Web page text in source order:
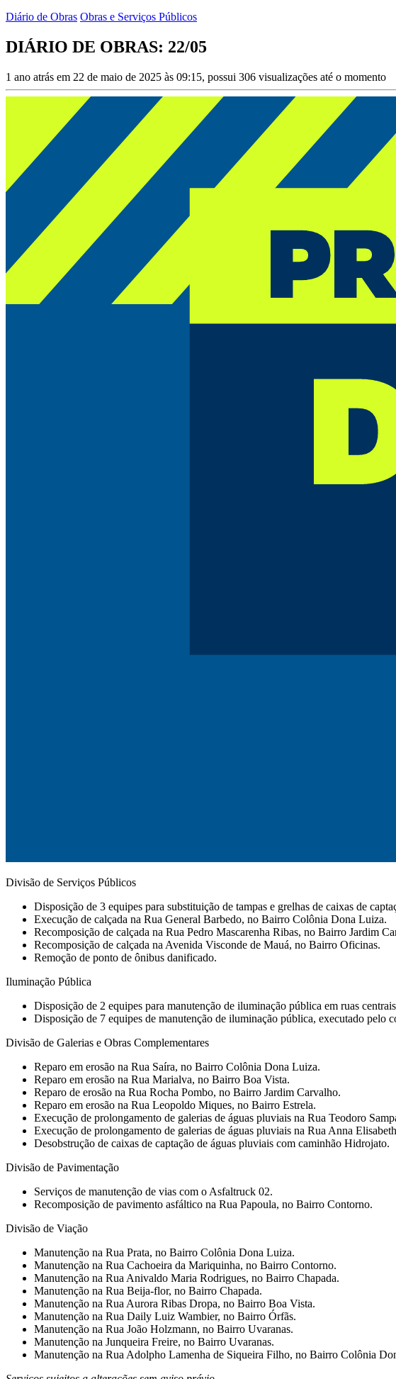
Diário de Obras Obras e Serviços Públicos
DIÁRIO DE OBRAS: 22/05
1 ano atrás em 22 de maio de 2025 às 09:15, possui 306 visualizações até o momento
Divisão de Serviços Públicos
Disposição de 3 equipes para substituição de tampas e grelhas de caixas de
⁠Execução de calçada na Rua General Barbedo, no Bairro Colônia Dona Luiza.
⁠Recomposição de calçada na Rua Pedro Mascarenha Ribas, no Bairro Jardim
Recomposição de calçada na Avenida Visconde de Mauá, no Bairro Oficinas.
⁠Remoção de ponto de ônibus danificado.
Iluminação Pública
Disposição de 2 equipes para manutenção de iluminação pública em ruas
Disposição de 7 equipes de manutenção de iluminação pública, executado pelo
Divisão de Galerias e Obras Complementares
⁠Reparo em erosão na Rua Saíra, no Bairro Colônia Dona Luiza.
Reparo em erosão na Rua Marialva, no Bairro Boa Vista.
⁠Reparo de erosão na Rua Rocha Pombo, no Bairro Jardim Carvalho.
⁠Reparo em erosão na Rua Leopoldo Miques, no Bairro Estrela.
⁠Execução de prolongamento de galerias de águas pluviais na Rua Teodoro
⁠Execução de prolongamento de galerias de águas pluviais na Rua Anna
Desobstrução de caixas de captação de águas pluviais com caminhão Hidrojato.
Divisão de Pavimentação
Serviços de manutenção de vias com o Asfaltruck 02.
⁠Recomposição de pavimento asfáltico na Rua Papoula, no Bairro Contorno.
Divisão de Viação
Manutenção na Rua Prata, no Bairro Colônia Dona Luiza.
Manutenção na Rua Cachoeira da Mariquinha, no Bairro Contorno.
Manutenção na Rua Anivaldo Maria Rodrigues, no Bairro Chapada.
Manutenção na Rua Beija-flor, no Bairro Chapada.
⁠Manutenção na Rua Aurora Ribas Dropa, no Bairro Boa Vista.
Manutenção na Rua Daily Luiz Wambier, no Bairro Órfãs.
⁠Manutenção na Rua João Holzmann, no Bairro Uvaranas.
Manutenção na Junqueira Freire, no Bairro Uvaranas.
Manutenção na Rua Adolpho Lamenha de Siqueira Filho, no Bairro Colônia